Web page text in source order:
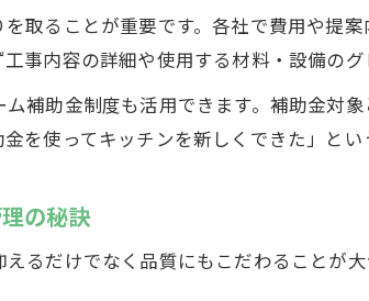
取ることが重要です。各社で費用や提
事内容の詳細や使用する材料・設備のグ
補助金制度も活用できます。補助金対
を使ってキッチンを新しくできた」とい
の秘訣
るだけでなく品質にもこだわることが